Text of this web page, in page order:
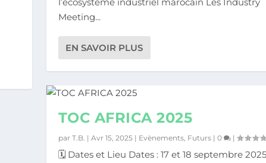
l’écosystème industriel marocain Les Industry
Meeting...
EN SAVOIR PLUS
TOC AFRICA 2025
par T.B. | Avr 15, 2025| Evènements, Futurs| 0 |
🗓️ Dates et Lieu Dates : 17 et 18 septembre